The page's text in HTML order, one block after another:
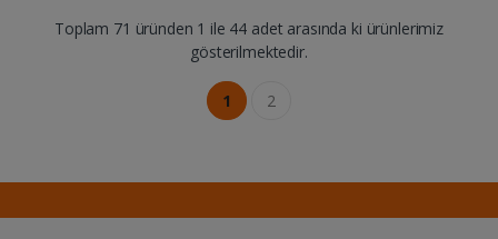
Toplam 71 üründen 1 ile 44 adet arasında ki ürünlerimiz
gösterilmektedir.
1 2